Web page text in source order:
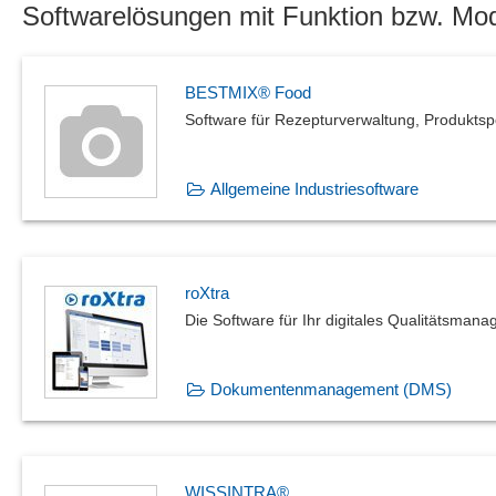
Qualitätskontrolle
Stillstandserkennung
Verwendungsnachweis
Vorfallmanagement
Softwarelösungen mit Funktion bzw.
BESTMIX® Food
Software für Rezepturverwaltung,
Allgemeine Industriesoftware
roXtra
Die Software für Ihr digitales
Dokumentenmanagement (DMS)